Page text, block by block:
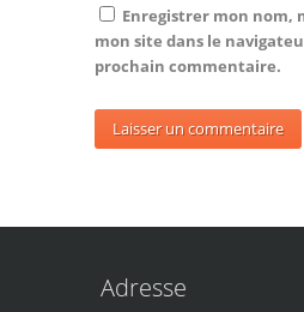
Enregistrer mon nom,
mon site dans le
prochain commentaire.
Adresse